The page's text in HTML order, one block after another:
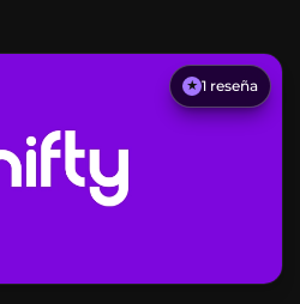
★ 1 reseña